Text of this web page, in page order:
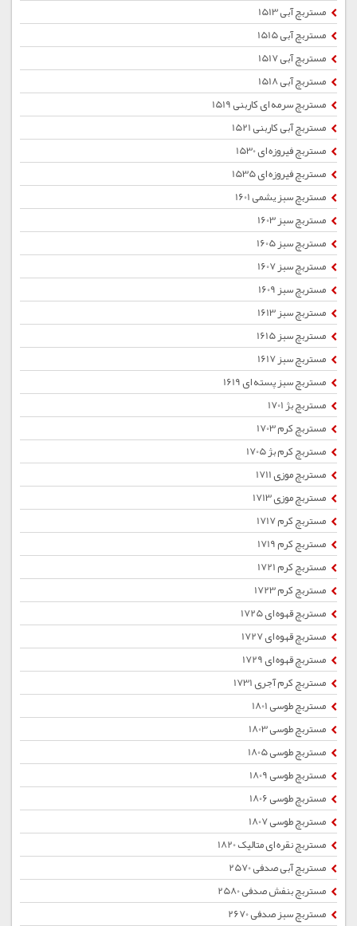
مستربچ آبی 1513
مستربچ آبی 1515
مستربچ آبی 1517
مستربچ آبی 1518
مستربچ سرمه ای کاربنی 1519
مستربچ آبی کاربنی 1521
مستربچ فیروزه ای 1530
مستربچ فیروزه ای 1535
مستربچ سبز یشمی 1601
مستربچ سبز 1603
مستربچ سبز 1605
مستربچ سبز 1607
مستربچ سبز 1609
مستربچ سبز 1613
مستربچ سبز 1615
مستربچ سبز 1617
مستربچ سبز پسته ای 1619
مستربچ بژ 1701
مستربچ کرم 1703
مستربچ کرم بژ 1705
مستربچ موزی 1711
مستربچ موزی 1713
مستربچ کرم 1717
مستربچ کرم 1719
مستربچ کرم 1721
مستربچ کرم 1723
مستربچ قهوه ای 1725
مستربچ قهوه ای 1727
مستربچ قهوه ای 1729
مستربچ کرم آجری 1731
مستربچ طوسی 1801
مستربچ طوسی 1803
مستربچ طوسی 1805
مستربچ طوسی 1809
مستربچ طوسی 1806
مستربچ طوسی 1807
مستربچ نقره ای متالیک 1820
مستربچ آبی صدفی 2570
مستربچ بنفش صدفی 2580
مستربچ سبز صدفی 2670